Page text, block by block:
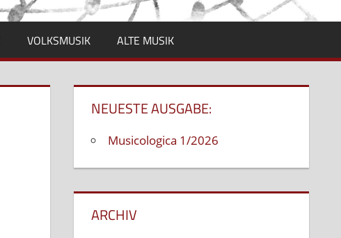
VOLKSMUSIK ALTE MUSIK
NEUESTE AUSGABE:
Musicologica 1/2026
ARCHIV